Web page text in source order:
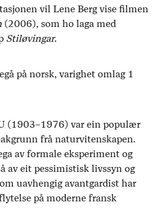
vil Lene Berg vise filmen
(2006), som ho laga med
Stiløvingar.
på norsk, varighet omlag 1
(1903–1976) var ein populær
frå naturvitenskapen.
av formale eksperiment og
av eit pessimistisk livssyn og
uavhengig avantgardist har
på moderne fransk